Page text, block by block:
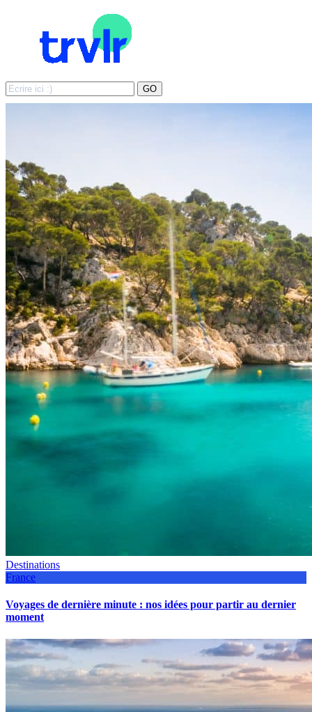
Search
for:
GO
Destinations
France
Voyages de dernière minute : nos idées pour partir au dernier
moment